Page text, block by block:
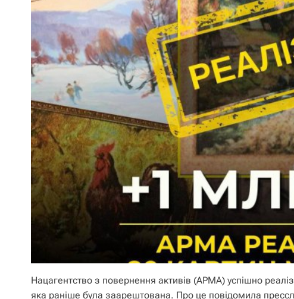
Нацагентство з повернення активів (АРМА) успішно
яка раніше була заарештована. Про це повідомила